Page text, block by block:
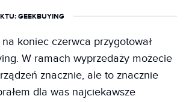
: GEEKBUYING
koniec czerwca przygotował
W ramach wyprzedaży możecie
znacznie, ale to znacznie
dla was najciekawsze